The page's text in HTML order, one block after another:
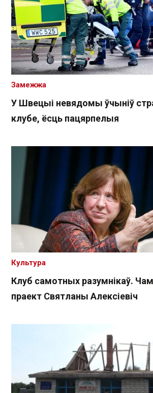
У Швецыі невядомы ўчыніў
клубе, ёсць пацярпелыя
Замежжа
Клуб самотных разумнікаў.
праект Святланы Алексіевіч
Культура